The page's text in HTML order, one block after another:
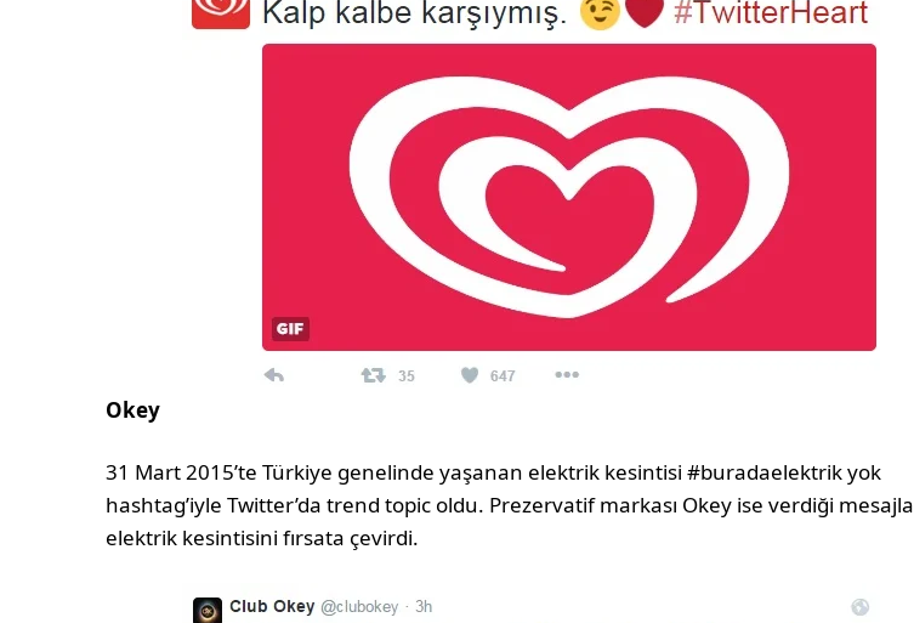
Okey
31 Mart 2015’te Türkiye genelinde yaşanan elektrik kesintisi #buradaelektrik yok
hashtag’iyle Twitter’da trend topic oldu. Prezervatif markası Okey ise verdiği mesajla
elektrik kesintisini fırsata çevirdi.